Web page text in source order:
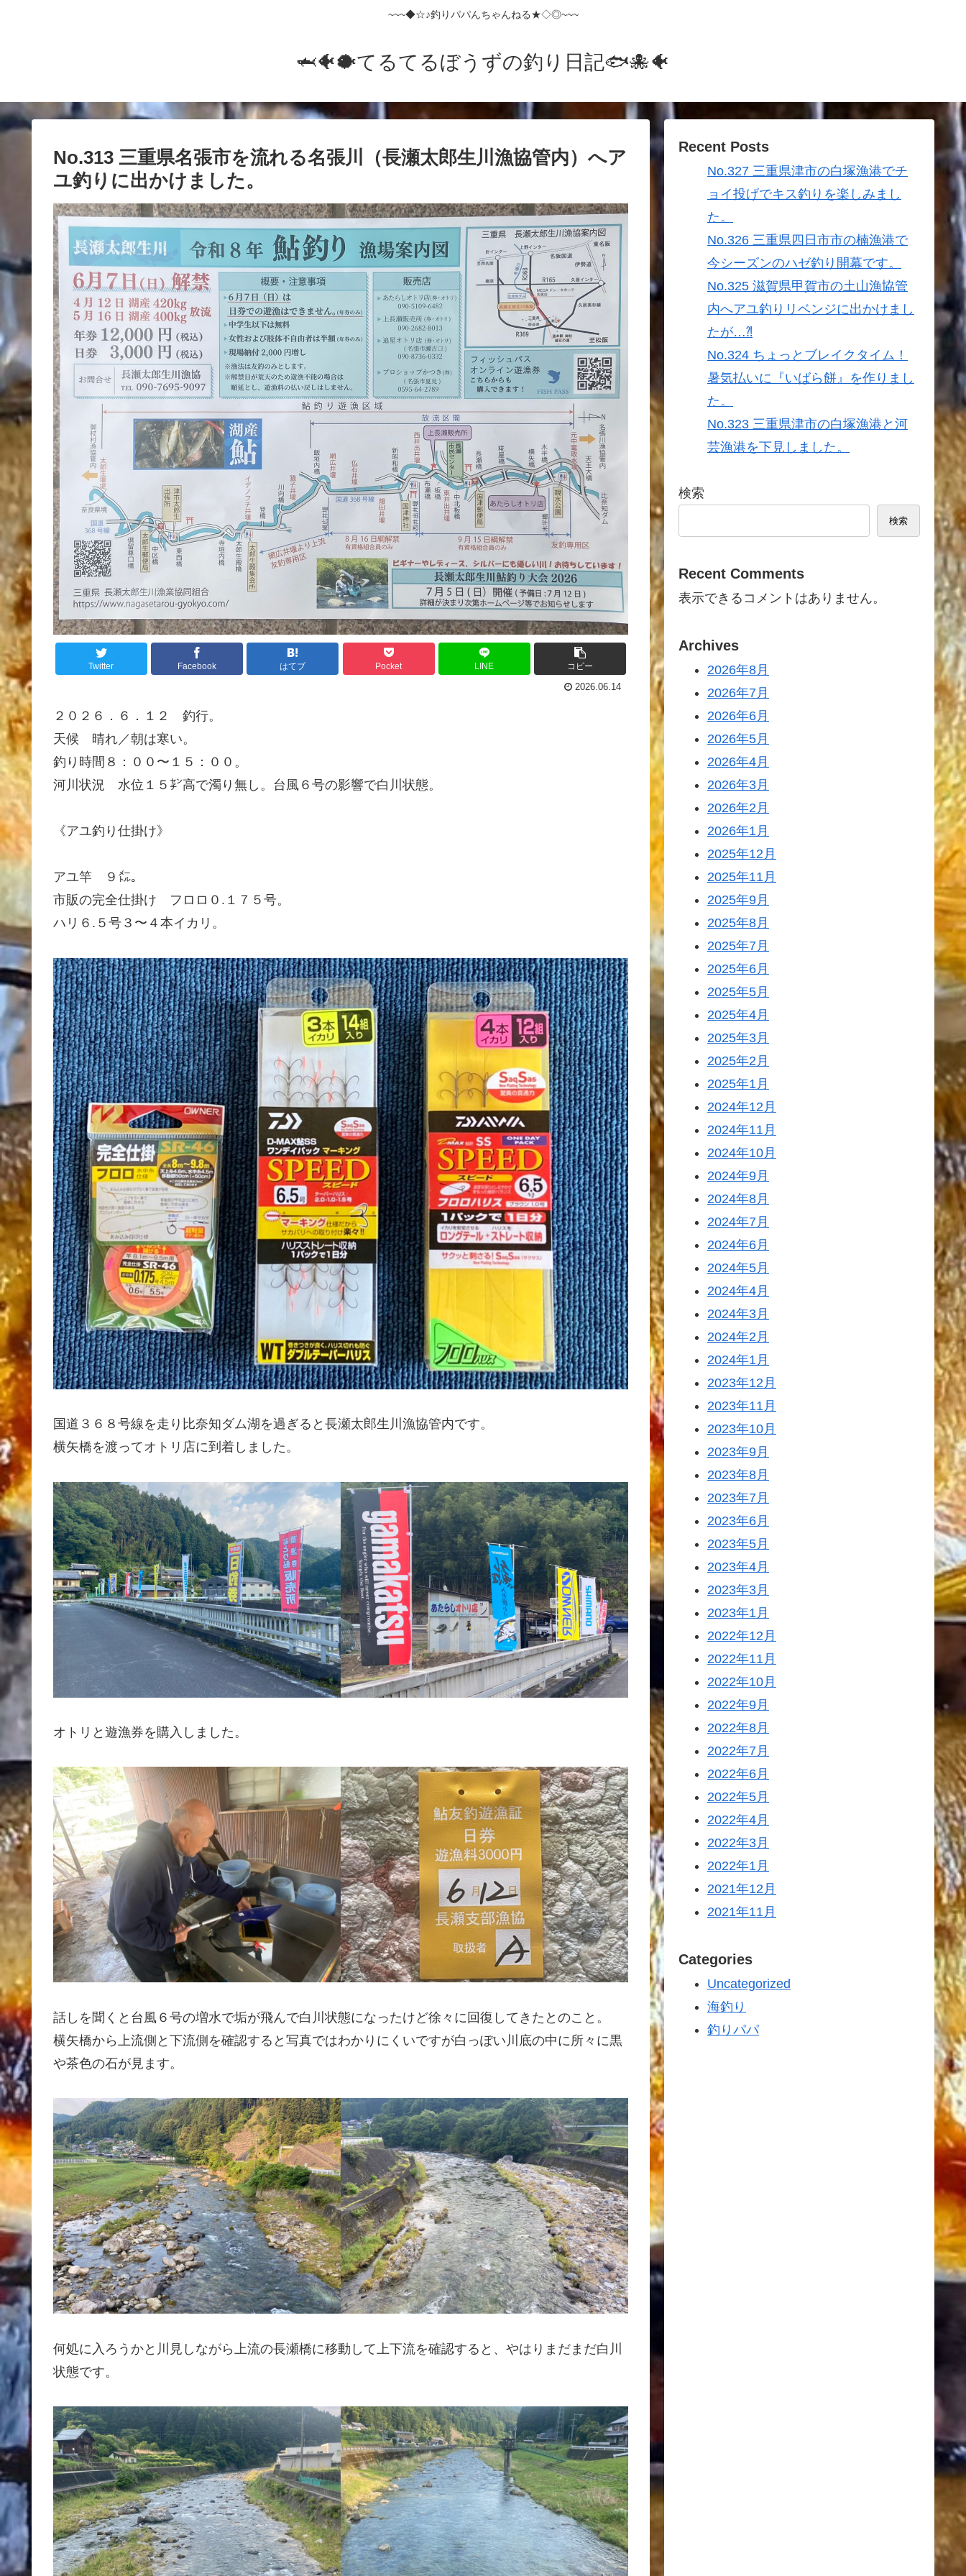
~~~◆☆♪釣りパパんちゃんねる★◇◎~~~
🦈🐠🐡てるてるぼうずの釣り日記🐟️🐙🐠
No.313 三重県名張市を流れる名張川（長瀬太郎生川漁協管内）へア
ユ釣りに出かけました。
Twitter Facebook はてブ Pocket LINE コピー
2026.06.14
２０２６．６．１２ 釣行。
天候 晴れ／朝は寒い。
釣り時間８：００〜１５：００。
河川状況 水位１５㌢高で濁り無し。台風６号の影響で白川状態。
《アユ釣り仕掛け》
アユ竿 ９㍍。
市販の完全仕掛け フロロ０.１７５号。
ハリ６.５号３〜４本イカリ。
国道３６８号線を走り比奈知ダム湖を過ぎると長瀬太郎生川漁協管内です。
横矢橋を渡ってオトリ店に到着しました。
オトリと遊漁券を購入しました。
話しを聞くと台風６号の増水で垢が飛んで白川状態になったけど徐々に回復してきたとのこと。
横矢橋から上流側と下流側を確認すると写真ではわかりにくいですが白っぽい川底の中に所々に黒
や茶色の石が見ます。
何処に入ろうかと川見しながら上流の長瀬橋に移動して上下流を確認すると、やはりまだまだ白川
状態です。
Recent Posts
No.327 三重県津市の白塚漁港でチ
ョイ投げでキス釣りを楽しみまし
た。
No.326 三重県四日市市の楠漁港で
今シーズンのハゼ釣り開幕です。
No.325 滋賀県甲賀市の土山漁協管
内へアユ釣りリベンジに出かけまし
たが…⁈
No.324 ちょっとブレイクタイム！
暑気払いに『いばら餅』を作りまし
た。
No.323 三重県津市の白塚漁港と河
芸漁港を下見しました。
検索
検索
Recent Comments
表示できるコメントはありません。
Archives
2026年8月
2026年7月
2026年6月
2026年5月
2026年4月
2026年3月
2026年2月
2026年1月
2025年12月
2025年11月
2025年9月
2025年8月
2025年7月
2025年6月
2025年5月
2025年4月
2025年3月
2025年2月
2025年1月
2024年12月
2024年11月
2024年10月
2024年9月
2024年8月
2024年7月
2024年6月
2024年5月
2024年4月
2024年3月
2024年2月
2024年1月
2023年12月
2023年11月
2023年10月
2023年9月
2023年8月
2023年7月
2023年6月
2023年5月
2023年4月
2023年3月
2023年1月
2022年12月
2022年11月
2022年10月
2022年9月
2022年8月
2022年7月
2022年6月
2022年5月
2022年4月
2022年3月
2022年1月
2021年12月
2021年11月
Categories
Uncategorized
海釣り
釣りパパ